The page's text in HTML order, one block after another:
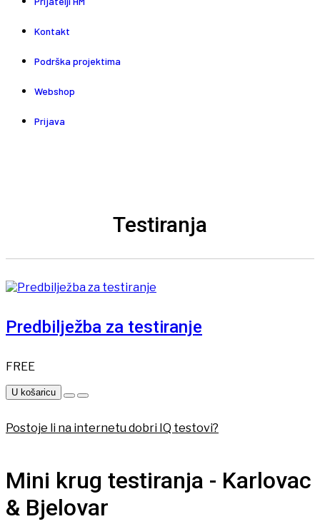
Kontakt
Podrška projektima
Webshop
Prijava
Testiranja
Predbilježba za testiranje
FREE
U košaricu
Postoje li na internetu dobri IQ testovi?
Mini krug testiranja - Karlovac
& Bjelovar